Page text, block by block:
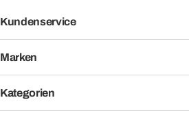
Kundenservice
Marken
Kategorien